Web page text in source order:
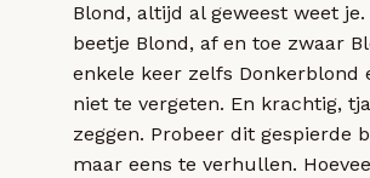
Blond, altijd al geweest weet je.
beetje Blond, af en toe zwaar
enkele keer zelfs Donkerblond
niet te vergeten. En krachtig,
zeggen. Probeer dit gespierde
maar eens te verhullen.